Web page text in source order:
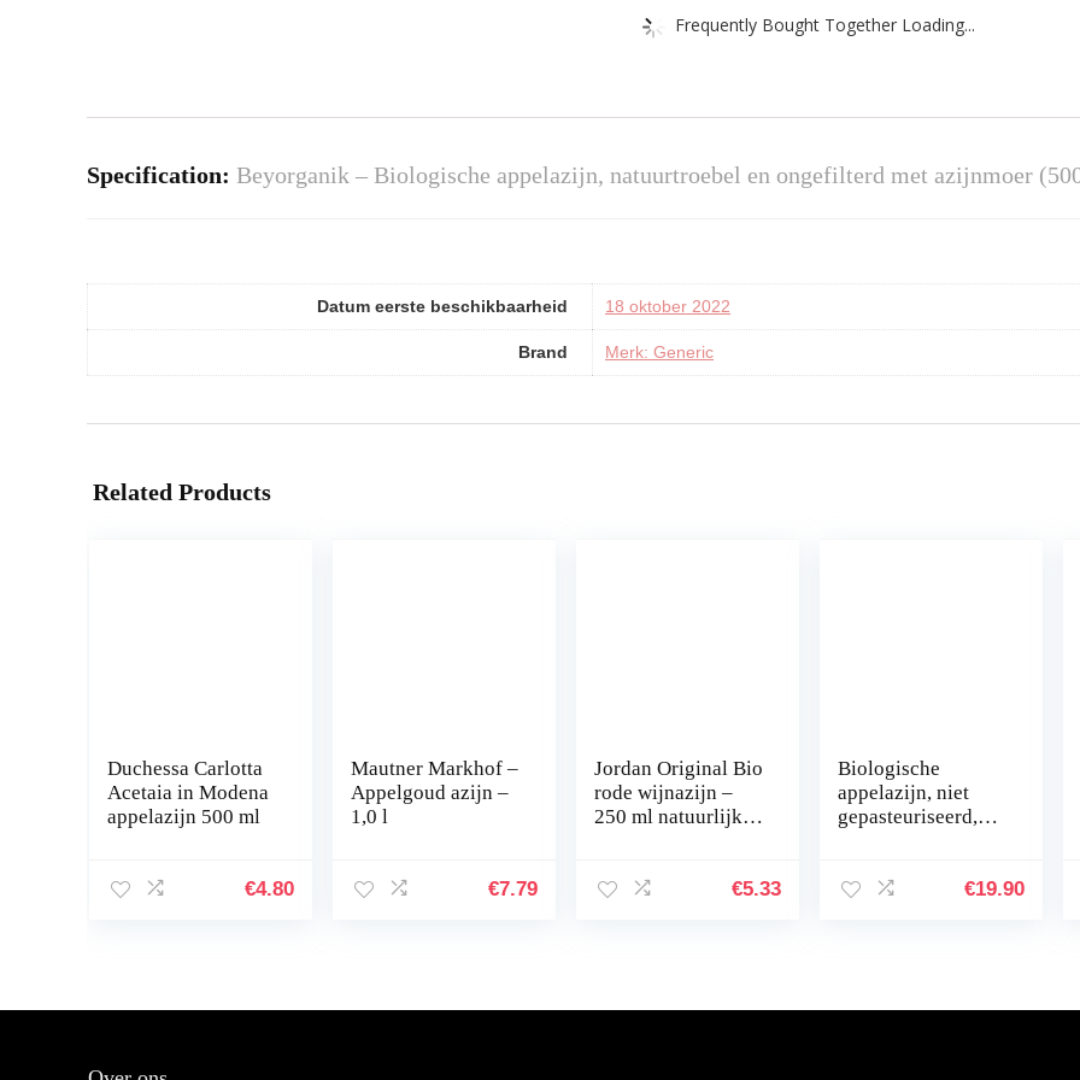
Frequently Bought Together Loading...
Specification: Beyorganik – Biologische appelazijn, natuurtroebel en ongefilterd met azijnmoer
Datum eerste beschikbaarheid 18 oktober 2022
Brand Merk: Generic
Related Products
Duchessa Carlotta
Acetaia in Modena
appelazijn 500 ml
€4.80
Mautner Markhof –
Appelgoud azijn –
1,0 l
€7.79
Jordan Original Bio
rode wijnazijn –
250 ml natuurlijk
conserveringsmidd
€5.33
Biologische
appelazijn, niet
gepasteuriseerd,
eikenvat 70 cl
€19.90